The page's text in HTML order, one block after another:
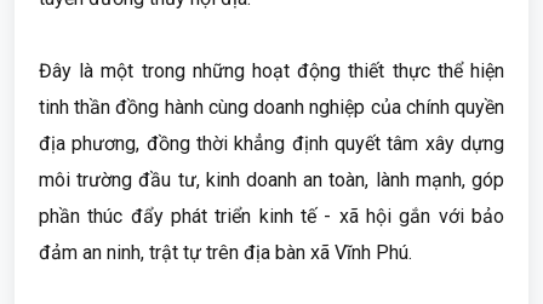
Đây là một trong những hoạt động thiết thực thể hiện
tinh thần đồng hành cùng doanh nghiệp của chính quyền
địa phương, đồng thời khẳng định quyết tâm xây dựng
môi trường đầu tư, kinh doanh an toàn, lành mạnh, góp
phần thúc đẩy phát triển kinh tế - xã hội gắn với bảo
đảm an ninh, trật tự trên địa bàn xã Vĩnh Phú.